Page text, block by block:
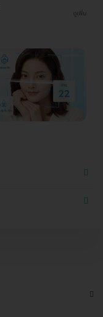
ดูเพิ่ม